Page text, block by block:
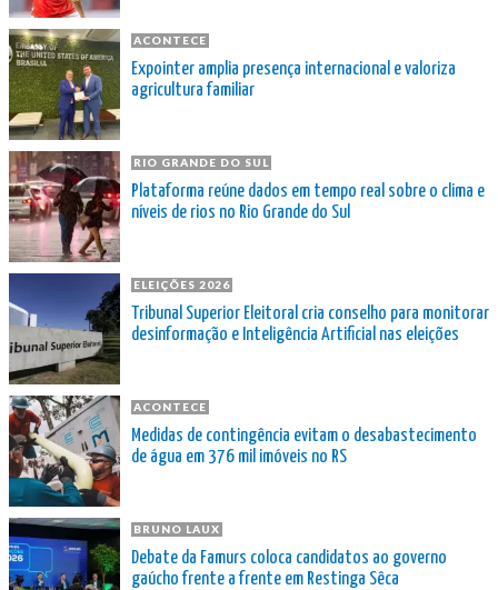
ACONTECE
Expointer amplia presença internacional e valoriza
agricultura familiar
RIO GRANDE DO SUL
Plataforma reúne dados em tempo real sobre o clima e
níveis de rios no Rio Grande do Sul
ELEIÇÕES 2026
Tribunal Superior Eleitoral cria conselho para monitorar
desinformação e Inteligência Artificial nas eleições
ACONTECE
Medidas de contingência evitam o desabastecimento
de água em 376 mil imóveis no RS
BRUNO LAUX
Debate da Famurs coloca candidatos ao governo
gaúcho frente a frente em Restinga Sêca